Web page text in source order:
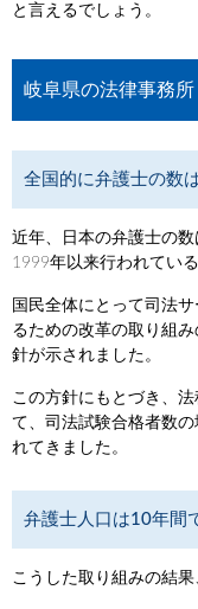
と言えるでしょう。
岐阜県の法律事務
全国的に弁護士の数
近年、日本の弁護士の
1999年以来行われてい
国民全体にとって司法
るための改革の取り組
針が示されました。
この方針にもとづき、
て、司法試験合格者数
れてきました。
弁護士人口は10年間
こうした取り組みの結